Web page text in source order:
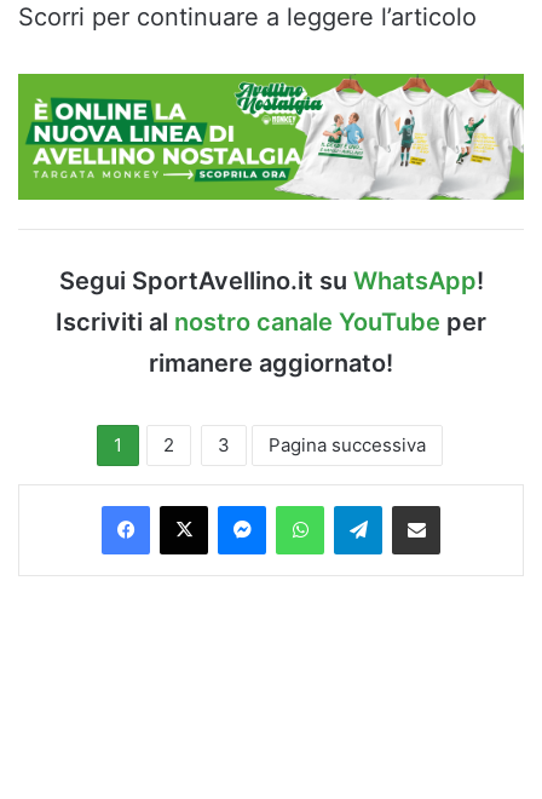
Scorri per continuare a leggere l’articolo
Segui SportAvellino.it su WhatsApp!
Iscriviti al nostro canale YouTube per
rimanere aggiornato!
1 2 3 Pagina successiva
Facebook
X MessengerWhatsAppTelegramCondividi via Email